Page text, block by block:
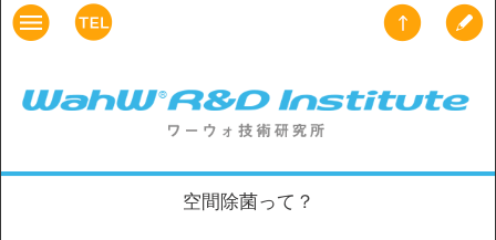
空間除菌って？